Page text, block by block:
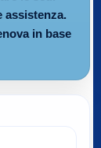
assistenza.
in base